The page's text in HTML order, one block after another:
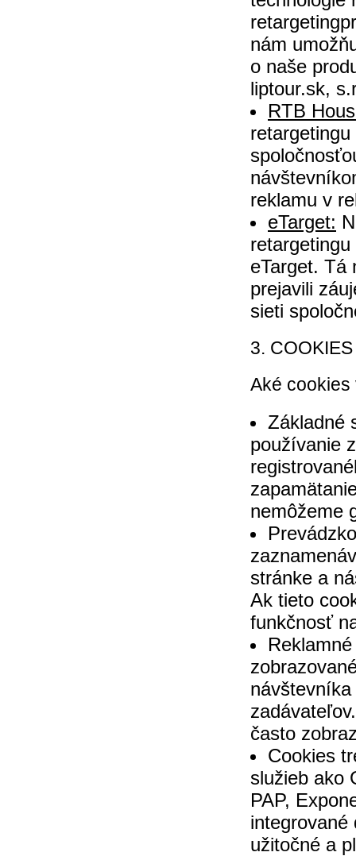
nám
o naše
liptour.sk,
RTB
reklamu v
eTarget:
eTarget. Tá
prejavili
sieti
3. COOKIES
Aké
Základné
používanie
nemôžeme
stránke a
Ak tieto
funkčnosť
často
Cookies
služieb ako
PAP,
integrované
užitočné a